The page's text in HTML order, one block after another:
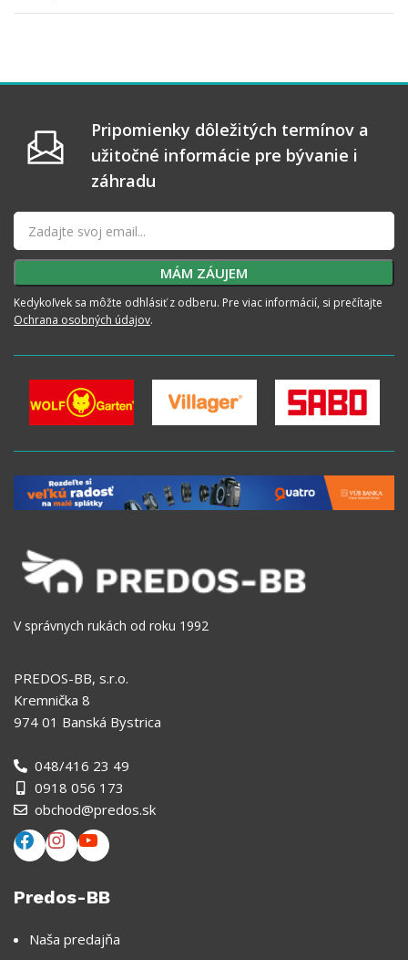
Pripomienky dôležitých termínov a
užitočné informácie pre bývanie i
záhradu
Kedykoľvek sa môžte odhlásiť z odberu. Pre viac informácií, si prečítajte
Ochrana osobných údajov.
V správnych rukách od roku 1992
PREDOS-BB, s.r.o.
Kremnička 8
974 01 Banská Bystrica
048/416 23 49
0918 056 173
obchod@predos.sk
Predos-BB
Naša predajňa